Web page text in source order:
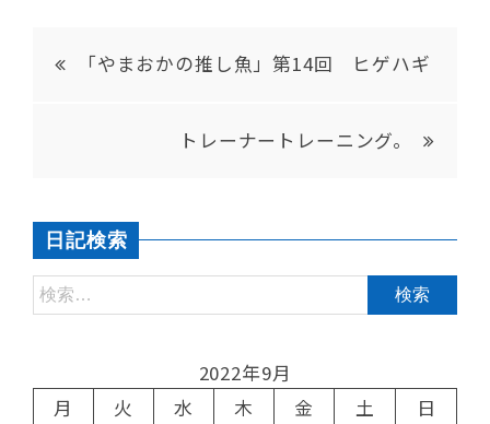
「やまおかの推し魚」第14回 ヒゲハギ
トレーナートレーニング。
日記検索
2022年9月
月
火 水 木 金 土
日